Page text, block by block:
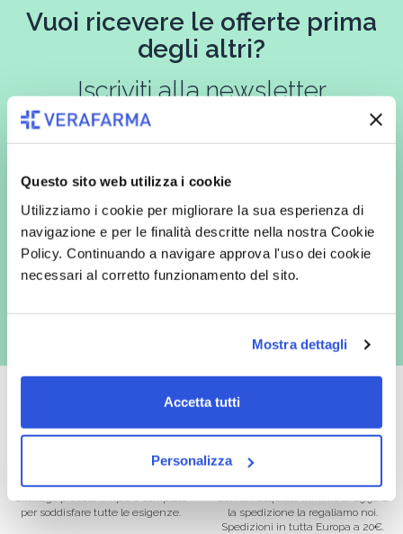
Questo sito web utilizza i cookie
Utilizziamo i cookie per migliorare la sua esperienza di
navigazione e per le finalità descritte nella nostra Cookie
Policy. Continuando a navigare approva l'uso dei cookie
necessari al corretto funzionamento del sito.
Mostra dettagli
Accetta tutti
Personalizza
Vuoi ricevere le offerte prima
degli altri?
Iscriviti alla newsletter
In qualità di interessato, avendo letto l’informativa
espressamente al trattamento dei miei dati personali per finalità
commerciali da parte di Verafarma, tra cui invio di comunicazioni
marketing (con modalità telematiche - quali ad es. newsletter ed e-mail
con inviti e comunicazioni commerciali - e modalità tradizionali, quali ad
es. posta cartacea)
Oltre 50.000 prodotti
per soddisfare tutte le esigenze.
Spedizione gratuita
la spedizione la regaliamo noi.
Spedizioni in tutta Europa a 20€.